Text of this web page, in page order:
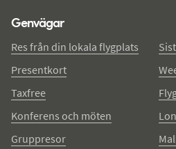
Genvägar
Res från din lokala flygplats
Presentkort
Taxfree
Konferens och möten
Gruppresor